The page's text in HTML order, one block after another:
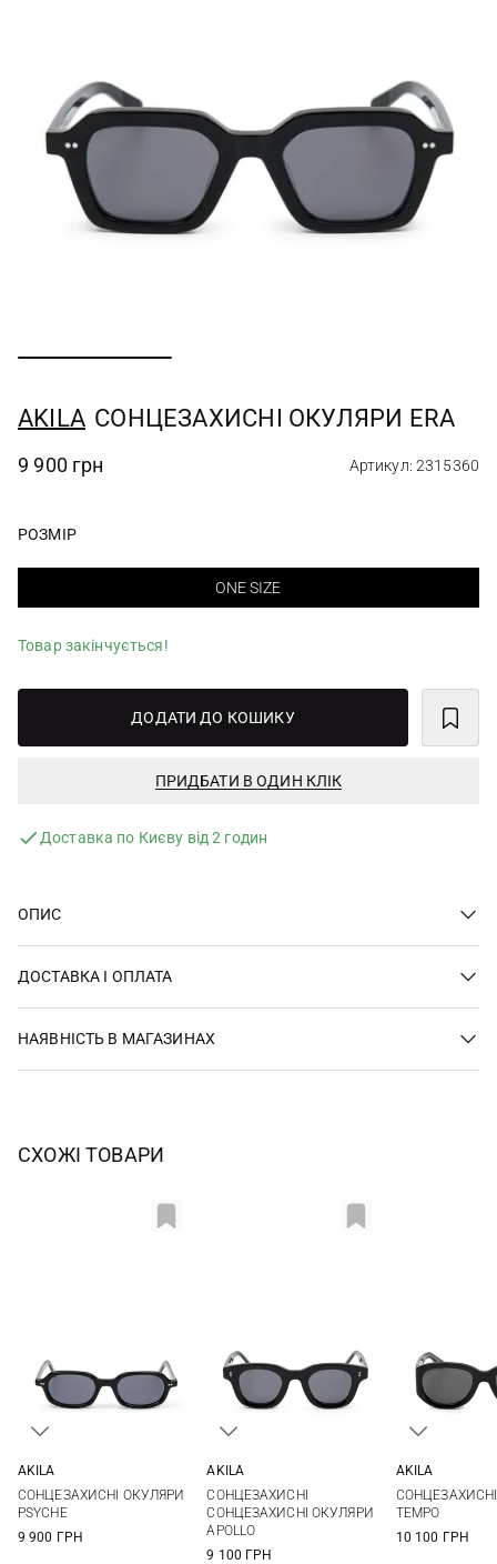
AKILA СОНЦЕЗАХИСНІ ОКУЛЯРИ ERA
9 900 грн Артикул: 2315360
РОЗМІР
ONE SIZE
Товар закінчується!
ДОДАТИ ДО КОШИКУ
ПРИДБАТИ В ОДИН КЛІК
Доставка по Києву від 2 годин
ОПИС
ДОСТАВКА І ОПЛАТА
НАЯВНІСТЬ В МАГАЗИНАХ
СХОЖІ ТОВАРИ
AKILA
СОНЦЕЗАХИСНІ ОКУЛЯРИ
PSYCHE
9 900 ГРН
AKILA
СОНЦЕЗАХИСНІ
СОНЦЕЗАХИСНІ ОКУЛЯРИ
APOLLO
9 100 ГРН
AKILA
TEMPO
10 100 ГРН